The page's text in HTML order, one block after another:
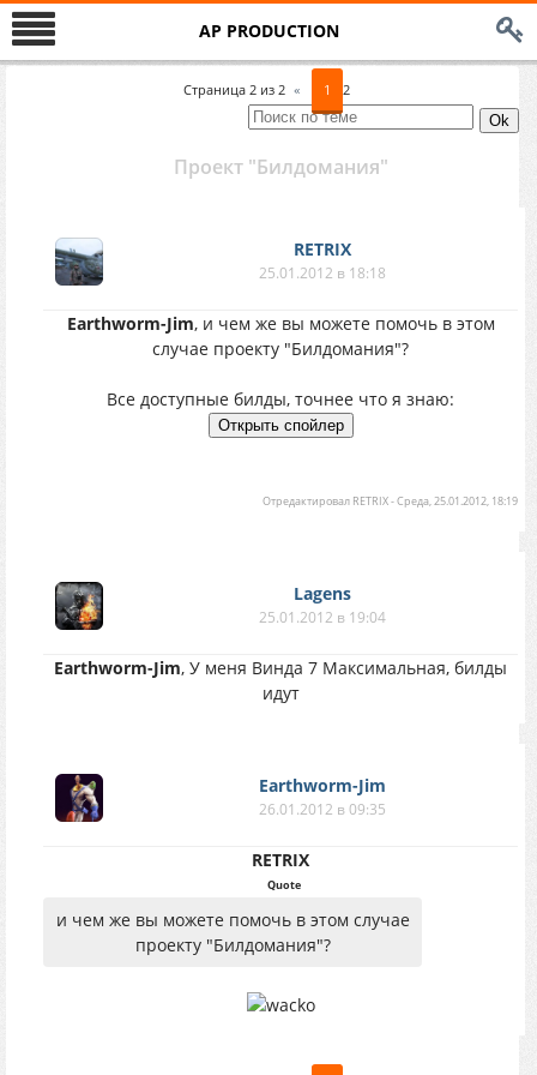
AP PRODUCTION
Страница 2 из 2 « 1 2
Проект "Билдомания"
RETRIX
25.01.2012 в 18:18
Earthworm-Jim, и чем же вы можете помочь в этом
случае проекту "Билдомания"?
Все доступные билды, точнее что я знаю:
Отредактировал RETRIX-Среда, 25.01.2012, 18:19
Lagens
25.01.2012 в 19:04
Earthworm-Jim, У меня Винда 7 Максимальная, билды
идут
Earthworm-Jim
26.01.2012 в 09:35
RETRIX
Quote
и чем же вы можете помочь в этом случае
проекту "Билдомания"?